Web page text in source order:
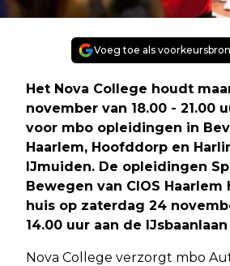
Voeg toe als
Het Nova College houdt
november van 18.00 - 21.00
voor mbo opleidingen in
Haarlem, Hoofddorp en
IJmuiden. De opleidingen
Bewegen van CIOS Haarlem
huis op zaterdag 24
14.00 uur aan de
Nova College verzorgt mbo